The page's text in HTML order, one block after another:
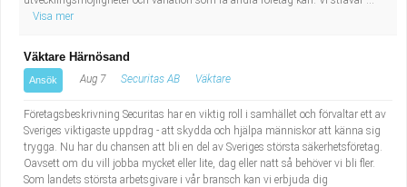
Visa mer
Väktare Härnösand
Ansök Aug 7 Securitas AB Väktare
Företagsbeskrivning Securitas har en viktig roll i samhället och förvaltar ett av
Sveriges viktigaste uppdrag - att skydda och hjälpa människor att känna sig
trygga. Nu har du chansen att bli en del av Sveriges största säkerhetsföretag.
Oavsett om du vill jobba mycket eller lite, dag eller natt så behöver vi bli fler.
Som landets största arbetsgivare i vår bransch kan vi erbjuda dig